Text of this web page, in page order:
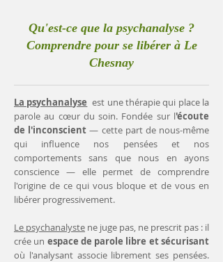
Qu'est-ce que la psychanalyse ?
Comprendre pour se libérer à Le
Chesnay
La psychanalyse est une thérapie qui place la
parole au cœur du soin. Fondée sur l'écoute
de l'inconscient— cette part de nous-même
qui influence nos pensées et nos
comportements sans que nous en ayons
conscience — elle permet de comprendre
l'origine de ce qui vous bloque et de vous en
libérer progressivement.
Le psychanalyste ne juge pas, ne prescrit pas : il
crée un espace de parole libre et sécurisant
où l'analysant associe librement ses pensées.